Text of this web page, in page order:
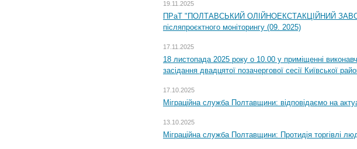
19.11.2025
ПРаТ "ПОЛТАВСЬКИЙ ОЛІЙНОЕКСТАКЦІЙНИЙ
післяпроєктного моніторингу (09. 2025)
17.11.2025
18 листопада 2025 року о 10.00 у приміщенні
засідання двадцятої позачергової сесії Київської
17.10.2025
Міграційна служба Полтавщини: відповідаємо на
13.10.2025
Міграційна служба Полтавщини: Протидія торгівлі